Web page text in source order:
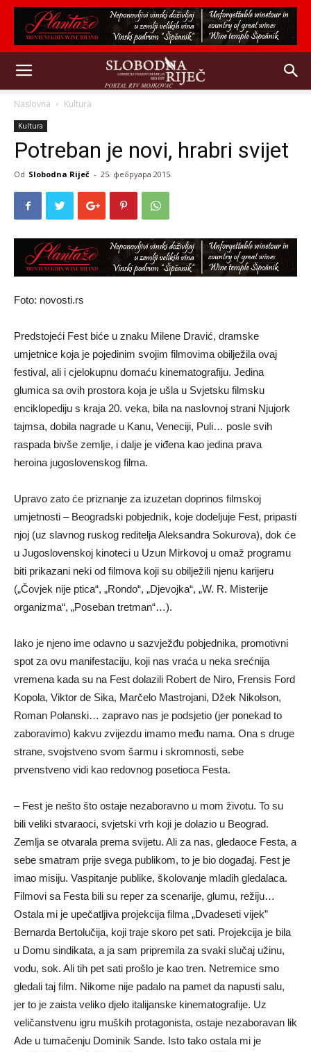
Naslovna Kultura
Kultura
Potreban je novi, hrabri svijet
Od Slobodna Riječ - 25. фебруара 2015.
Foto: novosti.rs
Predstojeći Fest biće u znaku Milene Dravić, dramske
umjetnice koja je pojedinim svojim filmovima obilježila ovaj
festival, ali i cjelokupnu domaću kinematografiju. Jedina
glumica sa ovih prostora koja je ušla u Svjetsku filmsku
enciklopediju s kraja 20. veka, bila na naslovnoj strani Njujork
tajmsa, dobila nagrade u Kanu, Veneciji, Puli… posle svih
raspada bivše zemlje, i dalje je viđena kao jedina prava
heroina jugoslovenskog filma.
Upravo zato će priznanje za izuzetan doprinos filmskoj
umjetnosti – Beogradski pobjednik, koje dodeljuje Fest, pripasti
njoj (uz slavnog ruskog reditelja Aleksandra Sokurova), dok će
u Jugoslovenskoj kinoteci u Uzun Mirkovoj u omaž programu
biti prikazani neki od filmova koji su obilježili njenu karijeru
(„Čovjek nije ptica“, „Rondo“, „Djevojka“, „W. R. Misterije
organizma“, „Poseban tretman“…).
Iako je njeno ime odavno u sazvježđu pobjednika, promotivni
spot za ovu manifestaciju, koji nas vraća u neka srećnija
vremena kada su na Fest dolazili Robert de Niro, Frensis Ford
Kopola, Viktor de Sika, Marčelo Mastrojani, Džek Nikolson,
Roman Polanski… zapravo nas je podsjetio (jer ponekad to
zaboravimo) kakvu zvijezdu imamo među nama. Ona s druge
strane, svojstveno svom šarmu i skromnosti, sebe
prvenstveno vidi kao redovnog posetioca Festa.
– Fest je nešto što ostaje nezaboravno u mom životu. To su
bili veliki stvaraoci, svjetski vrh koji je dolazio u Beograd.
Zemlja se otvarala prema svijetu. Ali za nas, gledaoce Festa, a
sebe smatram prije svega publikom, to je bio događaj. Fest je
imao misiju. Vaspitanje publike, školovanje mladih gledalaca.
Filmovi sa Festa bili su reper za scenarije, glumu, režiju…
Ostala mi je upečatljiva projekcija filma „Dvadeseti vijek”
Bernarda Bertolučija, koji traje skoro pet sati. Projekcija je bila
u Domu sindikata, a ja sam pripremila za svaki slučaj užinu,
vodu, sok. Ali tih pet sati prošlo je kao tren. Netremice smo
gledali taj film. Nikome nije padalo na pamet da napusti salu,
jer to je zaista veliko djelo italijanske kinematografije. Uz
veličanstvenu igru muških protagonista, ostaje nezaboravan lik
Ade u tumačenju Dominik Sande. Isto tako ostala mi je